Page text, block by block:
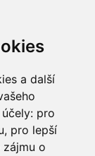
a další
pro
, pro lepší
zájmu o